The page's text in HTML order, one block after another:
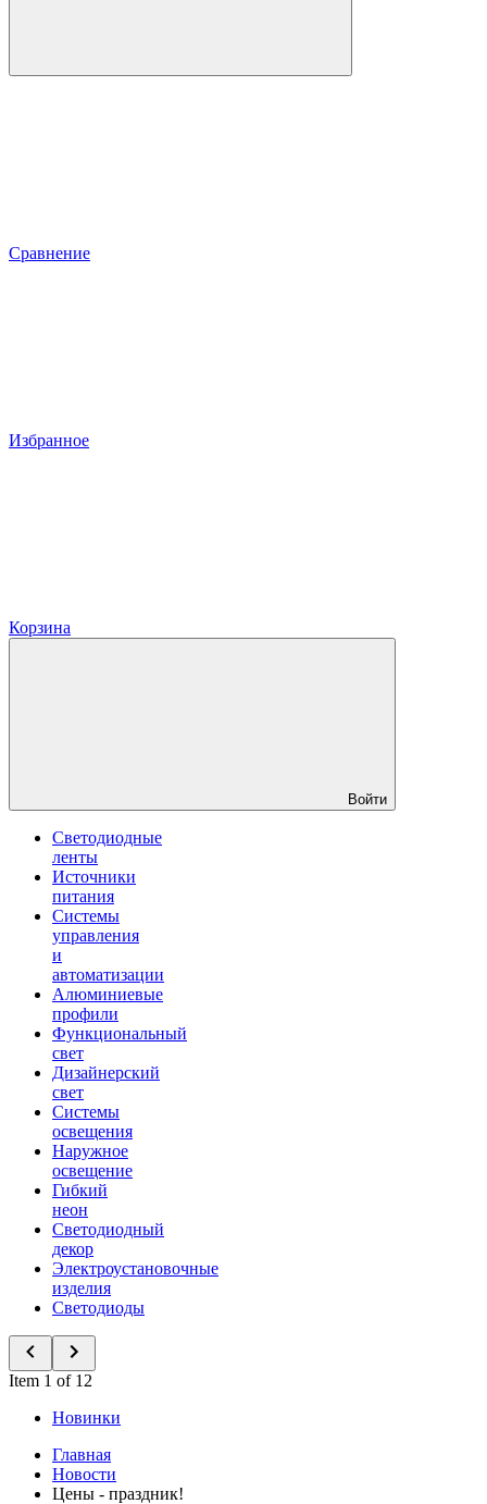
Сравнение
Избранное
Корзина
Войти
Светодиодные
ленты
Источники
питания
Системы
управления
и
автоматизации
Алюминиевые
профили
Функциональный
свет
Дизайнерский
свет
Системы
освещения
Наружное
освещение
Гибкий
неон
Светодиодный
декор
Электроустановочные
изделия
Светодиоды
Item 1 of 12
Новинки
Главная
Новости
Цены - праздник!